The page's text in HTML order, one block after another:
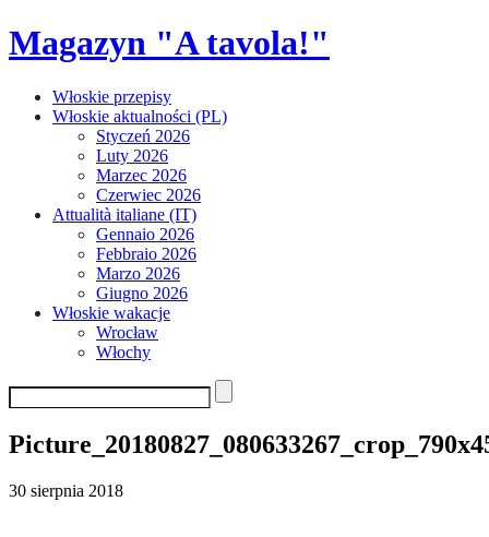
Skip
to
Magazyn "A tavola!"
Włoskie przepisy
Włoskie aktualności (PL)
Styczeń 2026
Luty 2026
Marzec 2026
Czerwiec 2026
Attualità italiane (IT)
Gennaio 2026
Febbraio 2026
Marzo 2026
Giugno 2026
Włoskie wakacje
Wrocław
Włochy
30 sierpnia 2018